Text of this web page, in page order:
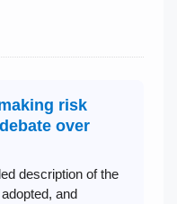
risk
over
description of the
and